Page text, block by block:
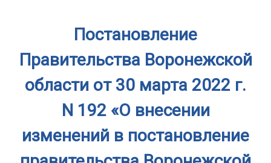
Постановление
Правительства Воронежской
области от 30 марта 2022 г.
N 192 «О внесении
изменений в постановление